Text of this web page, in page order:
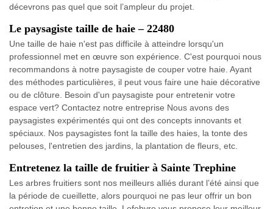
décevrons pas quel que soit l’ampleur du projet.
Le paysagiste taille de haie – 22480
Une taille de haie n'est pas difficile à atteindre lorsqu'un
professionnel met en œuvre son expérience. C'est pourquoi nous
recommandons à notre paysagiste de couper votre haie. Ayant
des méthodes particulières, il peut vous faire une haie décorative
ou de clôture. Besoin d'un paysagiste pour entretenir votre
espace vert? Contactez notre entreprise Nous avons des
paysagistes expérimentés qui ont des concepts innovants et
spéciaux. Nos paysagistes font la taille des haies, la tonte des
pelouses, l'entretien des jardins, la plantation de fleurs, etc.
Entretenez la taille de fruitier à Sainte Trephine
Les arbres fruitiers sont nos meilleurs alliés durant l’été ainsi que
la période de cueillette, alors pourquoi ne pas leur offrir un bon